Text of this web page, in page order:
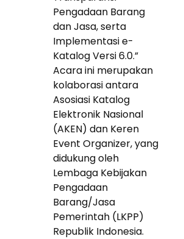
Pengadaan Barang
dan Jasa, serta
Implementasi e-
Katalog Versi 6.0.”
Acara ini merupakan
kolaborasi antara
Asosiasi Katalog
Elektronik Nasional
(AKEN) dan Keren
Event Organizer, yang
didukung oleh
Lembaga Kebijakan
Pengadaan
Barang/Jasa
Pemerintah (LKPP)
Republik Indonesia.